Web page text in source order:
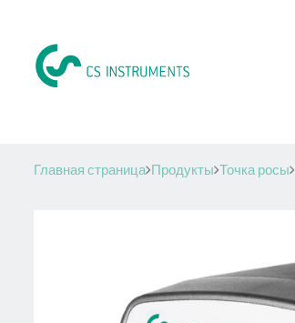
Главная страница Продукты Точка росы